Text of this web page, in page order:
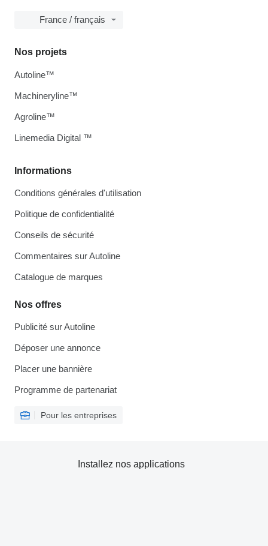
France / français
Informations
Conditions générales d'utilisation
Politique de confidentialité
Conseils de sécurité
Commentaires sur Autoline
Catalogue de marques
Nos offres
Publicité sur Autoline
Déposer une annonce
Placer une bannière
Programme de partenariat
Pour les entreprises
Nos projets
Autoline™
Machineryline™
Agroline™
Linemedia Digital ™
Installez nos applications